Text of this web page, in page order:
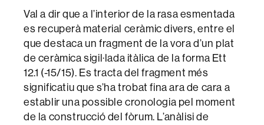
Val a dir que a l’interior de la rasa esmentada
es recuperà material ceràmic divers, entre el
que destaca un fragment de la vora d’un plat
de ceràmica sigil·lada itàlica de la forma Ett
12.1 (-15/15). Es tracta del fragment més
significatiu que s’ha trobat fina ara de cara a
establir una possible cronologia pel moment
de la construcció del fòrum. L’anàlisi de